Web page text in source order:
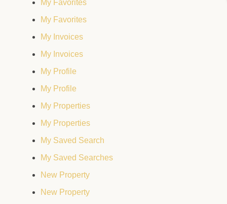
My Favorites
My Favorites
My Invoices
My Invoices
My Profile
My Profile
My Properties
My Properties
My Saved Search
My Saved Searches
New Property
New Property